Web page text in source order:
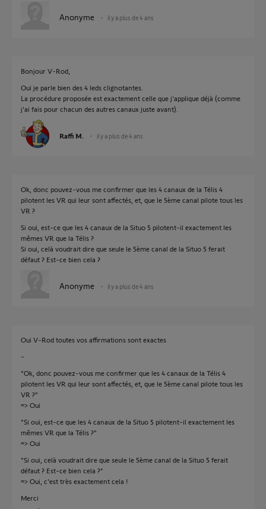
Anonyme il y a plus de 4 ans
Bonjour V-Rod,
Oui je parle bien des 4 leds clignotantes.
La procédure proposée est exactement celle que j'applique déjà (comme
j'ai fais pour chacun des autres canaux juste avant).
Raffi M. il y a plus de 4 ans
Ok, donc pouvez-vous me confirmer que les 4 canaux de la Télis 4
pilotent les VR qui leur sont affectés, et, que le 5ème canal pilote tous les
VR ?
Si oui, est-ce que les 4 canaux de la Situo 5 pilotent-il exactement les
mêmes VR que la Télis ?
Si oui, celà voudrait dire que seule le 5ème canal de la Situo 5 ferait
défaut ? Est-ce bien cela ?
Anonyme il y a plus de 4 ans
Oui V-Rod toutes vos affirmations sont exactes
-
"Ok, donc pouvez-vous me confirmer que les 4 canaux de la Télis 4
pilotent les VR qui leur sont affectés, et, que le 5ème canal pilote tous les
VR ?"
=> Oui
"Si oui, est-ce que les 4 canaux de la Situo 5 pilotent-il exactement les
mêmes VR que la Télis ?"
=> Oui
"Si oui, celà voudrait dire que seule le 5ème canal de la Situo 5 ferait
défaut ? Est-ce bien cela ?"
=> Oui, c'est très exactement cela !
Merci